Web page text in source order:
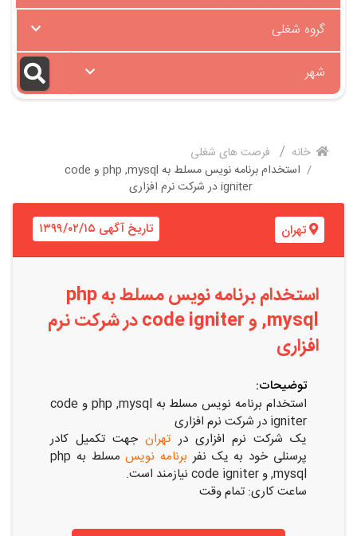
گروه شغلی
شهر
خانه
فرصت های شغلی
استخدام برنامه نویس مسلط به php ,mysql و code
igniter در شرکت نرم افزاری
تهران تاریخ آگهی ۱۳۹۹/۰۲/۱۵
استخدام برنامه نویس مسلط به php
,mysql و code igniter در شرکت نرم
افزاری
توضیحات:
استخدام برنامه نویس مسلط به php ,mysql و code
igniter در شرکت نرم افزاری
یک شرکت نرم افزاری در تهرانجهت تکمیل کادر
پرسنلی خود به یک نفر برنامه نویس
مسلط به php
,mysql و code igniter نیازمند است.
ساعت کاری: تمام وقت